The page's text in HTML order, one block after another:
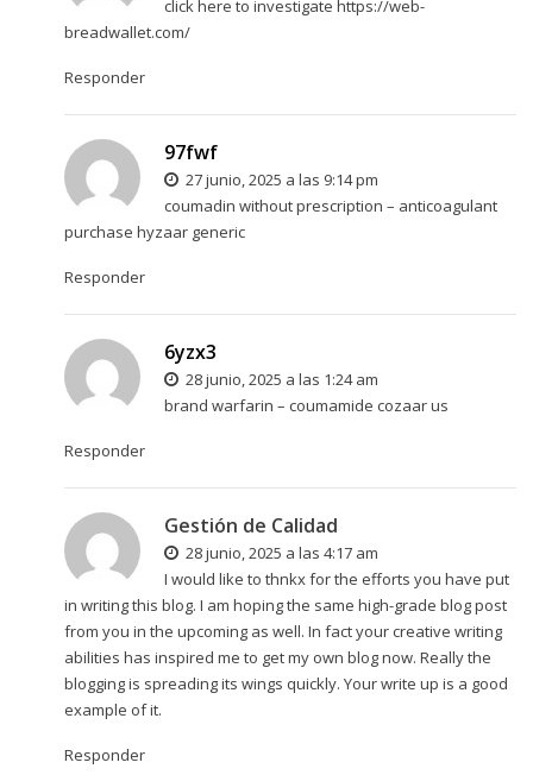
click here to investigate https://web-
breadwallet.com/
Responder
97fwf
27 junio, 2025 a las 9:14 pm
coumadin without prescription – anticoagulant
purchase hyzaar generic
Responder
6yzx3
28 junio, 2025 a las 1:24 am
brand warfarin – coumamide cozaar us
Responder
Gestión de Calidad
28 junio, 2025 a las 4:17 am
I would like to thnkx for the efforts you have put
in writing this blog. I am hoping the same high-grade blog post
from you in the upcoming as well. In fact your creative writing
abilities has inspired me to get my own blog now. Really the
blogging is spreading its wings quickly. Your write up is a good
example of it.
Responder